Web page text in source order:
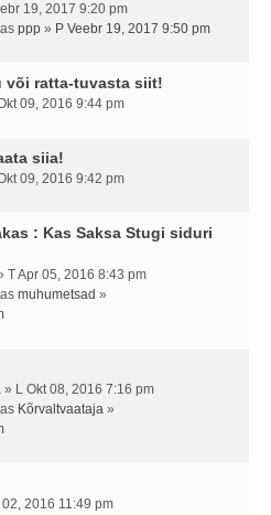
19, 2017 9:20 pm
ppp » P Veebr 19, 2017 9:50 pm
ratta-tuvasta siit!
09, 2016 9:44 pm
siia!
09, 2016 9:42 pm
: Kas Saksa Stugi siduri
T Apr 05, 2016 8:43 pm
muhumetsad »
» L Okt 08, 2016 7:16 pm
Kõrvaltvaataja »
02, 2016 11:49 pm